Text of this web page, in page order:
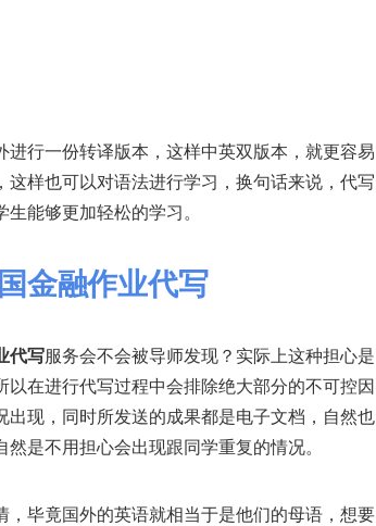
行一份转译版本，这样中英双版本，就更容易
样也可以对语法进行学习，换句话来说，代写
能够更加轻松的学习。
金融作业代写
代写服务会不会被导师发现？实际上这种担心是
在进行代写过程中会排除绝大部分的不可控因
现，同时所发送的成果都是电子文档，自然也
是不用担心会出现跟同学重复的情况。
毕竟国外的英语就相当于是他们的母语，想要